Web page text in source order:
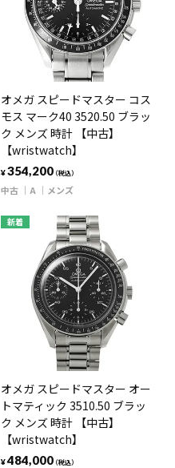
オメガ スピードマスター コス
モス マーク40 3520.50 ブラッ
ク メンズ 時計 【中古】
【wristwatch】
¥354,200（税込）
中古 A メンズ
新着
オメガ スピードマスター オー
トマティック 3510.50 ブラッ
ク メンズ 時計 【中古】
【wristwatch】
¥484,000（税込）